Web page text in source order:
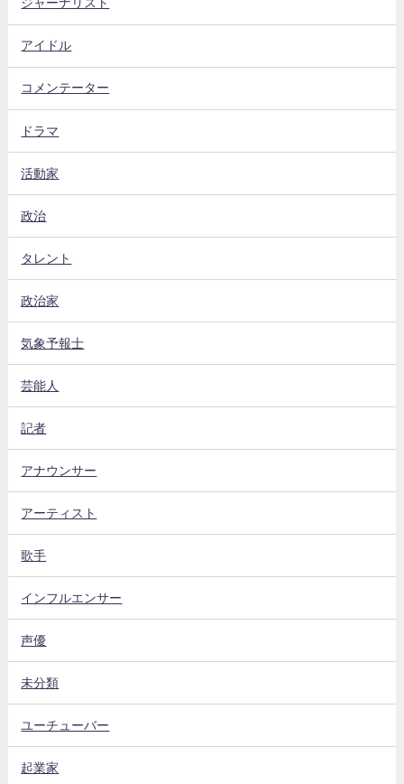
ジャーナリスト
アイドル
コメンテーター
ドラマ
活動家
政治
タレント
政治家
気象予報士
芸能人
記者
アナウンサー
アーティスト
歌手
インフルエンサー
声優
未分類
ユーチューバー
起業家